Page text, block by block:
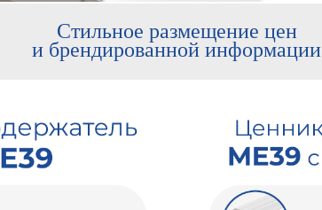
Стильное размещение цен
и брендированной информации